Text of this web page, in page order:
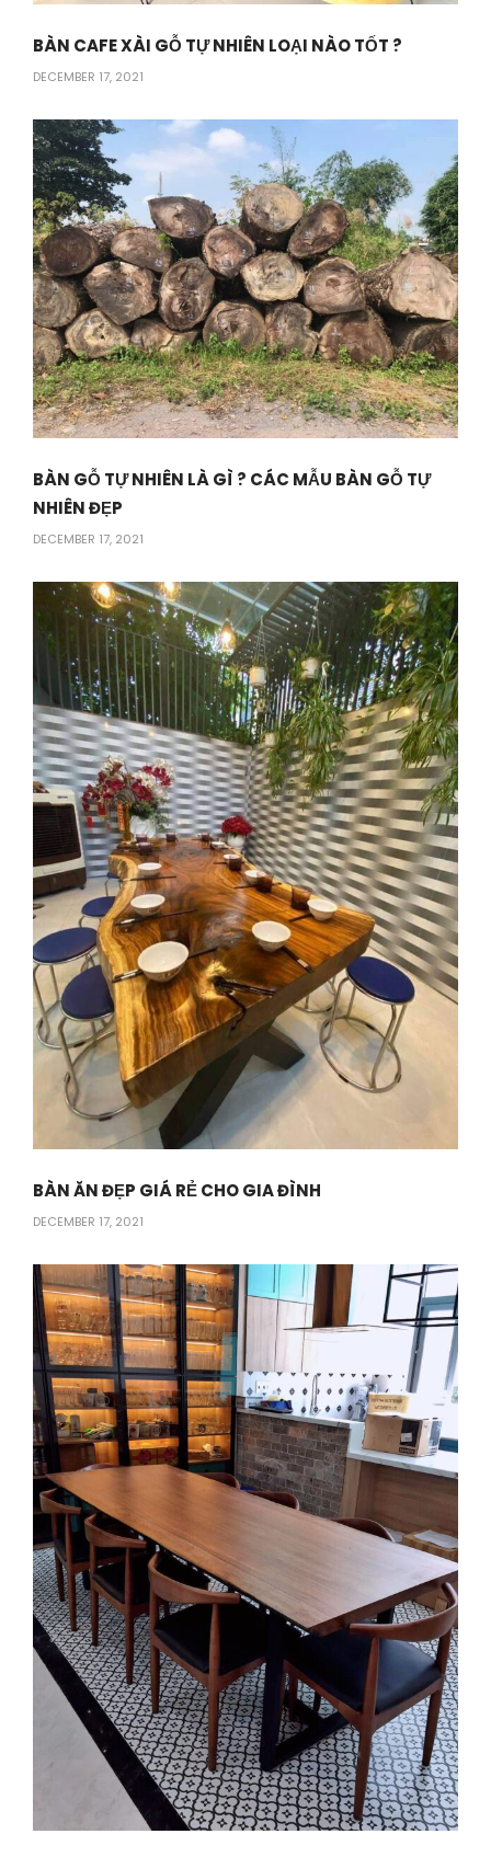
BÀN CAFE XÀI GỖ TỰ NHIÊN LOẠI NÀO TỐT ?
DECEMBER 17, 2021
BÀN GỖ TỰ NHIÊN LÀ GÌ ? CÁC MẪU BÀN GỖ TỰ
NHIÊN ĐẸP
DECEMBER 17, 2021
BÀN ĂN ĐẸP GIÁ RẺ CHO GIA ĐÌNH
DECEMBER 17, 2021